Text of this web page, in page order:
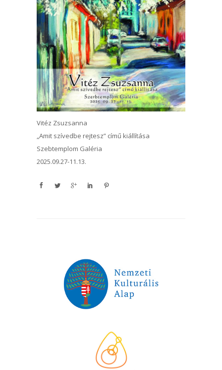
Vitéz Zsuzsanna
„Amit szívedbe rejtesz” című kiállítása
Szebtemplom Galéria
2025.09.27-11.13.